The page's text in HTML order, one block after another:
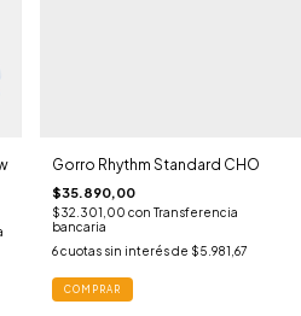
Gorro Rhythm Standard CHO
$35.890,00
$32.301,00 con Transferencia
bancaria
6 cuotas sin interés de $5.981,67
COMPRAR